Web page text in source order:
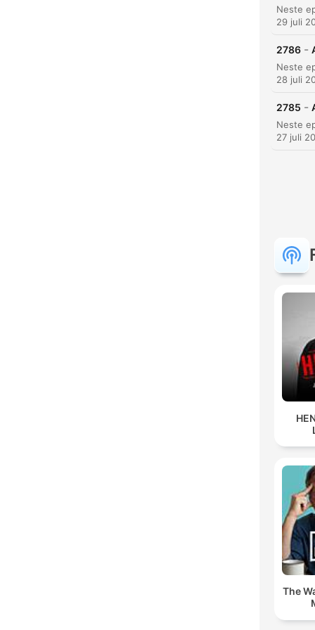
29 juli
2786 -
28 juli
2785 -
27 juli
The